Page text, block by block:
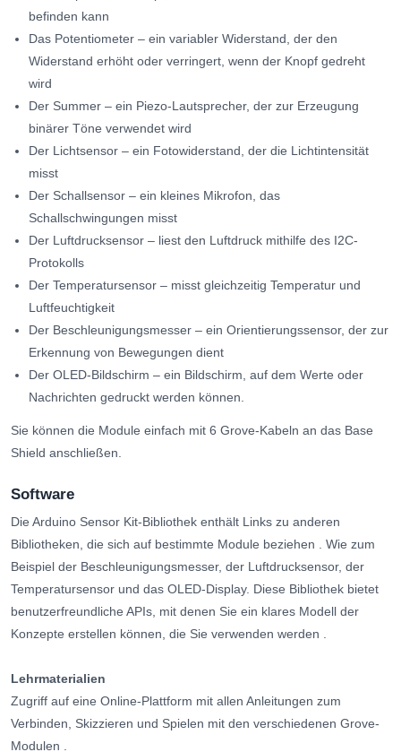
befinden kann
Das Potentiometer – ein variabler Widerstand, der den
Widerstand erhöht oder verringert, wenn der Knopf gedreht
wird
Der Summer – ein Piezo-Lautsprecher, der zur Erzeugung
binärer Töne verwendet wird
Der Lichtsensor – ein Fotowiderstand, der die Lichtintensität
misst
Der Schallsensor – ein kleines Mikrofon, das
Schallschwingungen misst
Der Luftdrucksensor – liest den Luftdruck mithilfe des I2C-
Protokolls
Der Temperatursensor – misst gleichzeitig Temperatur und
Luftfeuchtigkeit
Der Beschleunigungsmesser – ein Orientierungssensor, der zur
Erkennung von Bewegungen dient
Der OLED-Bildschirm – ein Bildschirm, auf dem Werte oder
Nachrichten gedruckt werden können.
Sie können die Module einfach mit 6 Grove-Kabeln an das Base
Shield anschließen.
Software
Die Arduino Sensor Kit-Bibliothek enthält Links zu anderen
Bibliotheken, die sich auf bestimmte Module beziehen . Wie zum
Beispiel der Beschleunigungsmesser, der Luftdrucksensor, der
Temperatursensor und das OLED-Display. Diese Bibliothek bietet
benutzerfreundliche APIs, mit denen Sie ein klares Modell der
Konzepte erstellen können, die Sie verwenden werden .
Lehrmaterialien
Zugriff auf eine Online-Plattform mit allen Anleitungen zum
Verbinden, Skizzieren und Spielen mit den verschiedenen Grove-
Modulen .